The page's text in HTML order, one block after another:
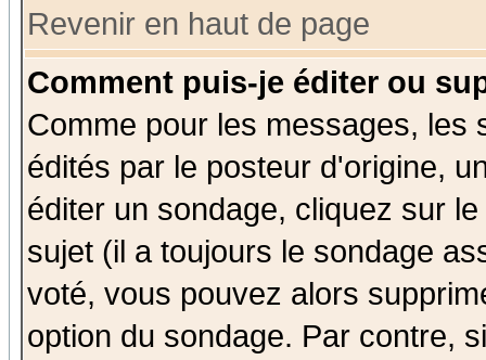
Revenir en haut de page
Comment puis-je éditer ou
Comme pour les messages, les
édités par le posteur d'origine,
éditer un sondage, cliquez sur
sujet (il a toujours le sondage
voté, vous pouvez alors
option du sondage. Par contre,